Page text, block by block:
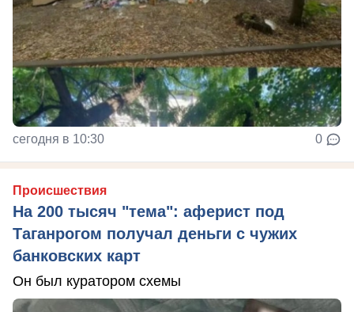
сегодня в 10:30 0
Происшествия
На 200 тысяч "тема": аферист под
Таганрогом получал деньги с чужих
банковских карт
Он был куратором схемы